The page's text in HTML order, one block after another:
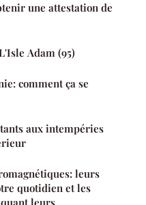
une attestation de
Adam (95)
comment ça se
aux intempéries
leurs
quotidien et les